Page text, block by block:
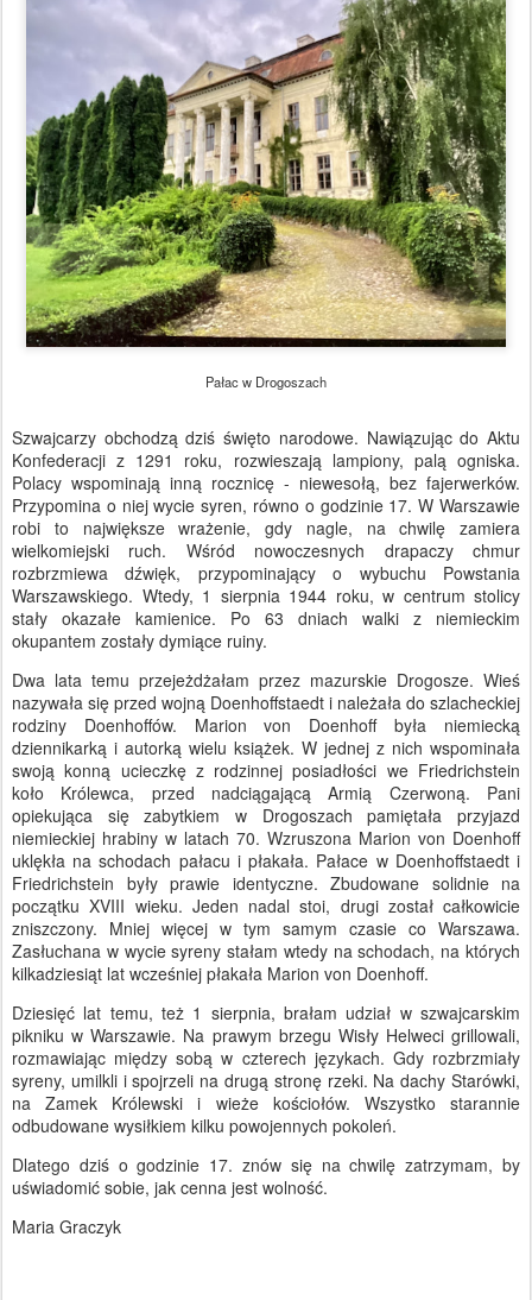
Pałac w Drogoszach
Szwajcarzy obchodzą dziś święto narodowe. Nawiązując do Aktu
Konfederacji z 1291 roku, rozwieszają lampiony, palą ogniska.
Polacy wspominają inną rocznicę - niewesołą, bez fajerwerków.
Przypomina o niej wycie syren, równo o godzinie 17. W Warszawie
robi to największe wrażenie, gdy nagle, na chwilę zamiera
wielkomiejski ruch. Wśród nowoczesnych drapaczy chmur
rozbrzmiewa dźwięk, przypominający o wybuchu Powstania
Warszawskiego. Wtedy, 1 sierpnia 1944 roku, w centrum stolicy
stały okazałe kamienice. Po 63 dniach walki z niemieckim
okupantem zostały dymiące ruiny.
Dwa lata temu przejeżdżałam przez mazurskie Drogosze. Wieś
nazywała się przed wojną Doenhoffstaedt i należała do szlacheckiej
rodziny Doenhoffów. Marion von Doenhoff była niemiecką
dziennikarką i autorką wielu książek. W jednej z nich wspominała
swoją konną ucieczkę z rodzinnej posiadłości we Friedrichstein
koło Królewca, przed nadciągającą Armią Czerwoną. Pani
opiekująca się zabytkiem w Drogoszach pamiętała przyjazd
niemieckiej hrabiny w latach 70. Wzruszona Marion von Doenhoff
uklękła na schodach pałacu i płakała. Pałace w Doenhoffstaedt i
Friedrichstein były prawie identyczne. Zbudowane solidnie na
początku XVIII wieku. Jeden nadal stoi, drugi został całkowicie
zniszczony. Mniej więcej w tym samym czasie co Warszawa.
Zasłuchana w wycie syreny stałam wtedy na schodach, na których
kilkadziesiąt lat wcześniej płakała Marion von Doenhoff.
Dziesięć lat temu, też 1 sierpnia, brałam udział w szwajcarskim
pikniku w Warszawie. Na prawym brzegu Wisły Helweci grillowali,
rozmawiając między sobą w czterech językach. Gdy rozbrzmiały
syreny, umilkli i spojrzeli na drugą stronę rzeki. Na dachy Starówki,
na Zamek Królewski i wieże kościołów. Wszystko starannie
odbudowane wysiłkiem kilku powojennych pokoleń.
Dlatego dziś o godzinie 17. znów się na chwilę zatrzymam, by
uświadomić sobie, jak cenna jest wolność.
Maria Graczyk